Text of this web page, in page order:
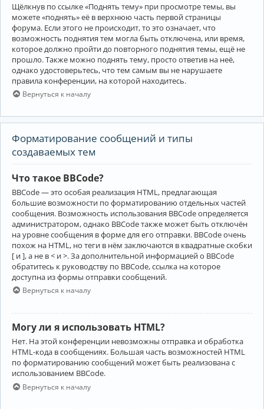
Щёлкнув по ссылке «Поднять тему» при просмотре темы, вы
можете «поднять» её в верхнюю часть первой страницы
форума. Если этого не происходит, то это означает, что
возможность поднятия тем могла быть отключена, или время,
которое должно пройти до повторного поднятия темы, ещё не
прошло. Также можно поднять тему, просто ответив на неё,
однако удостоверьтесь, что тем самым вы не нарушаете
правила конференции, на которой находитесь.
Вернуться к началу
Форматирование сообщений и типы
создаваемых тем
Что такое BBCode?
BBCode — это особая реализация HTML, предлагающая
большие возможности по форматированию отдельных частей
сообщения. Возможность использования BBCode определяется
администратором, однако BBCode также может быть отключён
на уровне сообщения в форме для его отправки. BBCode очень
похож на HTML, но теги в нём заключаются в квадратные скобки
[ и ], а не в < и >. За дополнительной информацией о BBCode
обратитесь к руководству по BBCode, ссылка на которое
доступна из формы отправки сообщений.
Вернуться к началу
Могу ли я использовать HTML?
Нет. На этой конференции невозможны отправка и обработка
HTML-кода в сообщениях. Большая часть возможностей HTML
по форматированию сообщений может быть реализована с
использованием BBCode.
Вернуться к началу